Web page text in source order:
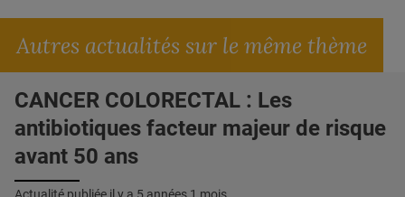
Autres actualités sur le même thème
CANCER COLORECTAL : Les
antibiotiques facteur majeur de risque
avant 50 ans